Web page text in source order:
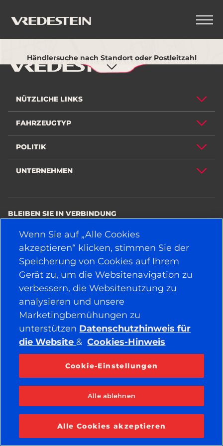
Händlersuche nach Standort oder Postleitzahl
NÜTZLICHE LINKS
FAHRZEUGTYP
POLITIK
UNTERNEHMEN
BLEIBEN SIE IN VERBINDUNG
© 2026 APOLLO TYRES LTD ALLE RECHTE VORBEHALTEN
Wenn Sie auf „Alle Cookies
akzeptieren“ klicken, stimmen Sie der
Speicherung von Cookies auf Ihrem
Gerät zu, um die Websitenavigation zu
verbessern, die Websitenutzung zu
analysieren und unsere
Marketingbemühungen zu
unterstützen Datenschutzhinweis für
die Website & Cookies-Hinweis
Cookie-Einstellungen
Alle ablehnen
Alle Cookies akzeptieren